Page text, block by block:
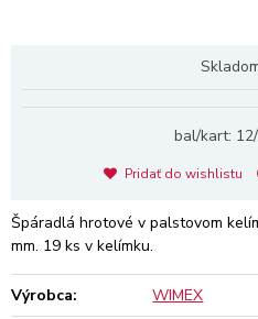
bal/kart:
Pridať do wishlistu
Špáradlá hrotové v palstovom
mm. 19 ks v kelímku.
Výrobca:
WIMEX